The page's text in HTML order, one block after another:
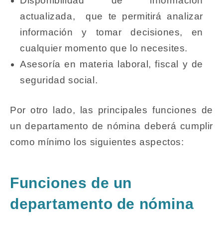
actualizada, que te permitirá analizar
información y tomar decisiones, en
cualquier momento que lo necesites.
Asesoría en materia laboral, fiscal y de
seguridad social.
Por otro lado, las principales funciones de
un departamento de nómina deberá cumplir
como mínimo los siguientes aspectos:
Funciones de un
departamento de nómina